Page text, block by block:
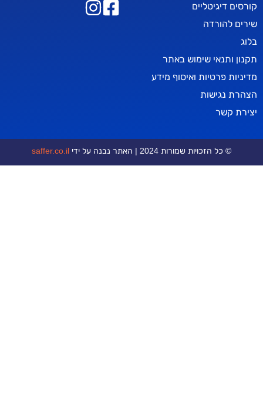
שימוש באתר
ואיסוף מידע
שמורות 2024 | האתר נבנה על ידי saffer.co.il